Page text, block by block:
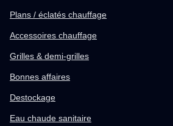
Plans / éclatés chauffage
Accessoires chauffage
Grilles & demi-grilles
Bonnes affaires
Destockage
Eau chaude sanitaire